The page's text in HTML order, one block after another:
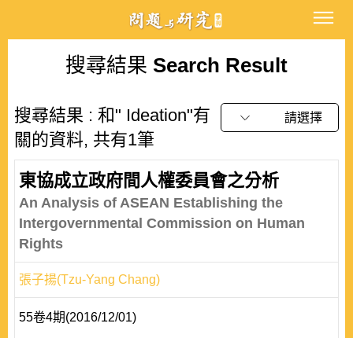
搜尋結果 Search Result
搜尋結果 : 和" Ideation"有
關的資料, 共有1筆
請選擇
東協成立政府間人權委員會之分析
An Analysis of ASEAN Establishing the
Intergovernmental Commission on Human
Rights
張子揚(Tzu-Yang Chang)
55卷4期(2016/12/01)